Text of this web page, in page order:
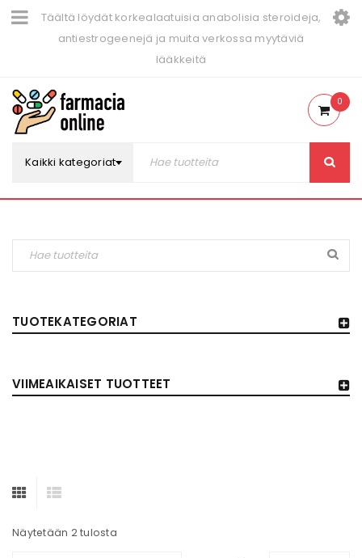
Täältä löydät korkealaatuisia anabolisia steroideja,
antiestrogeenejä ja muita verkossa myytäviä
lääkkeitä
Kaikki kategoriat
0
TUOTEKATEGORIAT
VIIMEAIKAISET TUOTTEET
Näytetään 2 tulosta